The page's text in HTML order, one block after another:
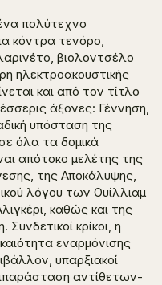
πολύτεχνο
κόντρα τενόρο,
βιολοντσέλο
ηλεκτροακουστικής
και από τον τίτλο
άξονες: Γέννηση,
υπόσταση της
όλα τα δομικά
απότοκο μελέτης της
της Αποκάλυψης,
λόγου των Ουίλλιαμ
καθώς και της
κρίκοι, η
εναρμόνισης
υπαρξιακοί
αντίθετων-